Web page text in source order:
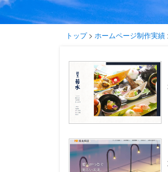
トップ> ホームページ制作実績